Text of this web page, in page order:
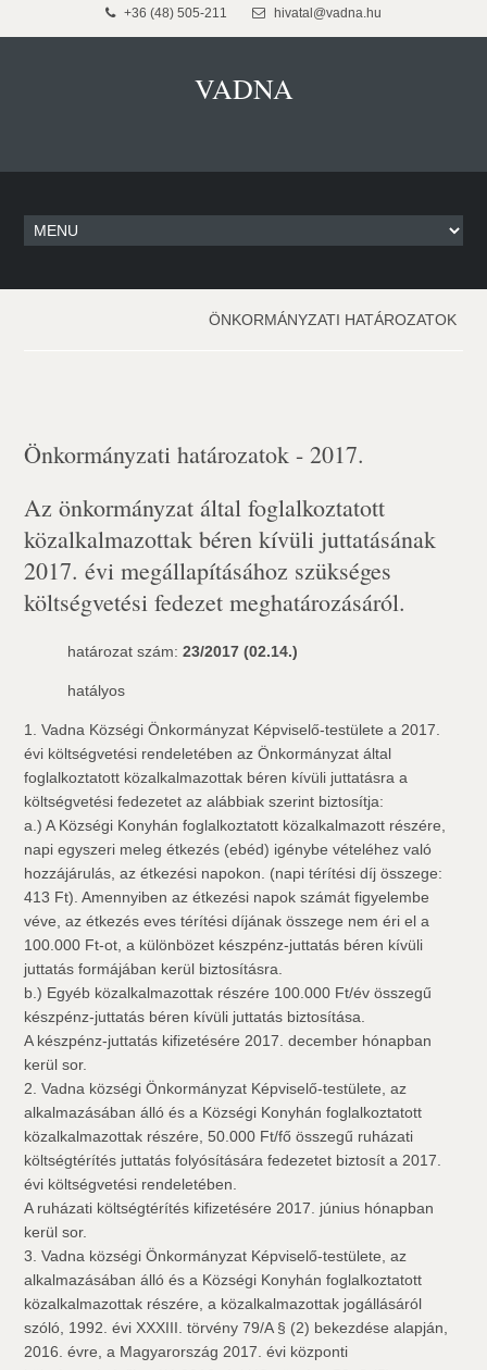
+36 (48) 505-211 hivatal@vadna.hu
VADNA
ÖNKORMÁNYZATI HATÁROZATOK
Önkormányzati határozatok - 2017.
Az önkormányzat által foglalkoztatott
közalkalmazottak béren kívüli juttatásának
2017. évi megállapításához szükséges
költségvetési fedezet meghatározásáról.
határozat szám:23/2017 (02.14.)
hatályos
1. Vadna Községi Önkormányzat Képviselő-testülete a 2017.
évi költségvetési rendeletében az Önkormányzat által
foglalkoztatott közalkalmazottak béren kívüli juttatásra a
költségvetési fedezetet az alábbiak szerint biztosítja:
a.) A Községi Konyhán foglalkoztatott közalkalmazott részére,
napi egyszeri meleg étkezés (ebéd) igénybe vételéhez való
hozzájárulás, az étkezési napokon. (napi térítési díj összege:
413 Ft). Amennyiben az étkezési napok számát figyelembe
véve, az étkezés eves térítési díjának összege nem éri el a
100.000 Ft-ot, a különbözet készpénz-juttatás béren kívüli
juttatás formájában kerül biztosításra.
b.) Egyéb közalkalmazottak részére 100.000 Ft/év összegű
készpénz-juttatás béren kívüli juttatás biztosítása.
A készpénz-juttatás kifizetésére 2017. december hónapban
kerül sor.
2. Vadna községi Önkormányzat Képviselő-testülete, az
alkalmazásában álló és a Községi Konyhán foglalkoztatott
közalkalmazottak részére, 50.000 Ft/fő összegű ruházati
költségtérítés juttatás folyósítására fedezetet biztosít a 2017.
évi költségvetési rendeletében.
A ruházati költségtérítés kifizetésére 2017. június hónapban
kerül sor.
3. Vadna községi Önkormányzat Képviselő-testülete, az
alkalmazásában álló és a Községi Konyhán foglalkoztatott
közalkalmazottak részére, a közalkalmazottak jogállásáról
szóló, 1992. évi XXXIII. törvény 79/A § (2) bekezdése alapján,
2016. évre, a Magyarország 2017. évi központi